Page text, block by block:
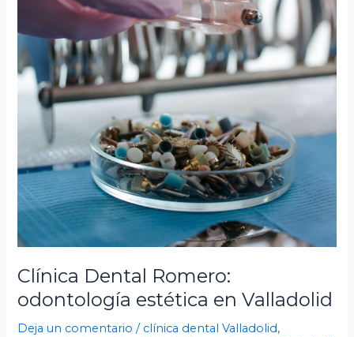
Clínica Dental Romero:
odontología estética en Valladolid
Deja un comentario / clínica dental Valladolid,